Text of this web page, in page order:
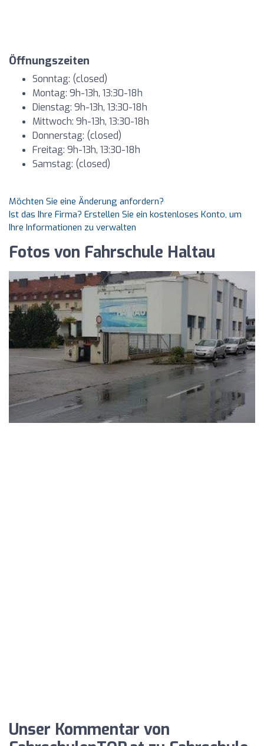
Öffnungszeiten
Sonntag: (closed)
Montag: 9h-13h, 13:30-18h
Dienstag: 9h-13h, 13:30-18h
Mittwoch: 9h-13h, 13:30-18h
Donnerstag: (closed)
Freitag: 9h-13h, 13:30-18h
Samstag: (closed)
Möchten Sie eine Änderung anfordern?
Ist das Ihre Firma? Erstellen Sie ein kostenloses Konto, um
Ihre Informationen zu verwalten
Fotos von Fahrschule Haltau
Unser Kommentar von